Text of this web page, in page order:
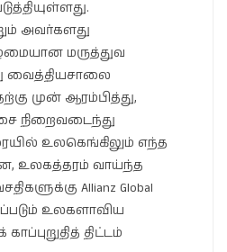
அவர்களது
மருத்துவ
வைத்தியசாலை
முன் ஆரம்பித்து,
நிறைவடைந்து
உலகெங்கிலும் எந்த
உலகத்தரம் வாய்ந்த
Allianz Global
உலகளாவிய
திட்டம்